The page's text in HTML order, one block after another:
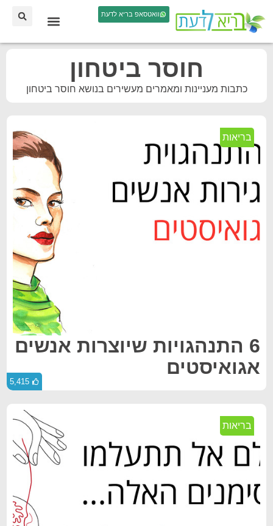
וואטסאפ בריא לדעת
חוסר ביטחון
כתבות מעניינות ומאמרים מעשירים בנושא חוסר ביטחון
בריאות
6 התנהגויות שיוצרות אנשים
אגואיסטים
5,415
בריאות